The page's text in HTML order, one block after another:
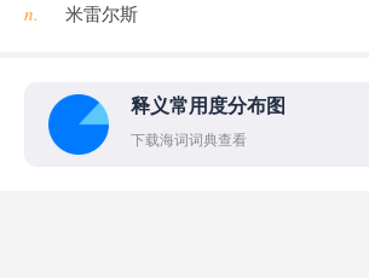
n. 米雷尔斯
释义常用度分布图
下载海词词典查看